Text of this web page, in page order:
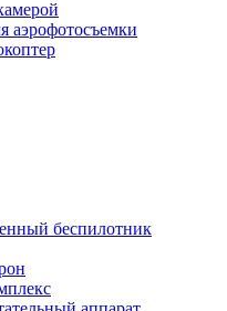
аэрофотосъемки
беспилотник